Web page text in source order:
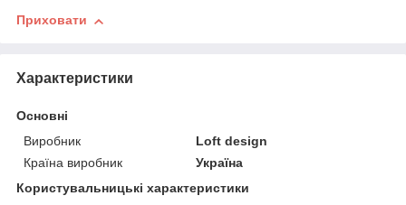
Приховати
Характеристики
Основні
Виробник
Loft design
Країна виробник
Україна
Користувальницькі характеристики